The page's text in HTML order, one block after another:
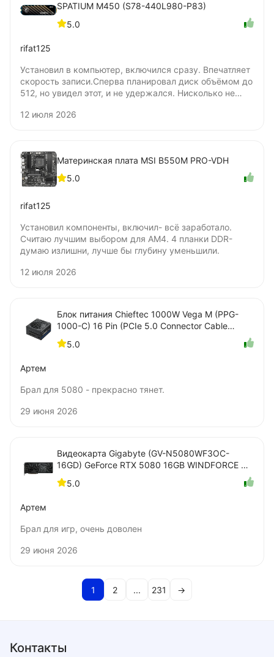
SPATIUM M450 (S78-440L980-P83)
5.0
rifat125
Установил в компьютер, включился сразу. Впечатляет
скорость записи.Сперва планировал диск объёмом до
512, но увидел этот, и не удержался. Нисколько не
только, бумажную наклейку нужно удалять для
12 июля 2026
Материнская плата MSI B550M PRO-VDH
5.0
rifat125
Установил компоненты, включил- всё заработало.
Считаю лучшим выбором для AM4. 4 планки DDR-
думаю излишни, лучше бы глубину уменьшили.
12 июля 2026
Блок питания Chieftec 1000W Vega M (PPG-
1000-C) 16 Pin (PCIe 5.0 Connector Cable
Details)
5.0
Артем
Брал для 5080 - прекрасно тянет.
29 июня 2026
Видеокарта Gigabyte (GV-N5080WF3OC-
16GD) GeForce RTX 5080 16GB WINDFORCE OC
SFF
5.0
Артем
Брал для игр, очень доволен
29 июня 2026
1 2 ... 231 →
Контакты